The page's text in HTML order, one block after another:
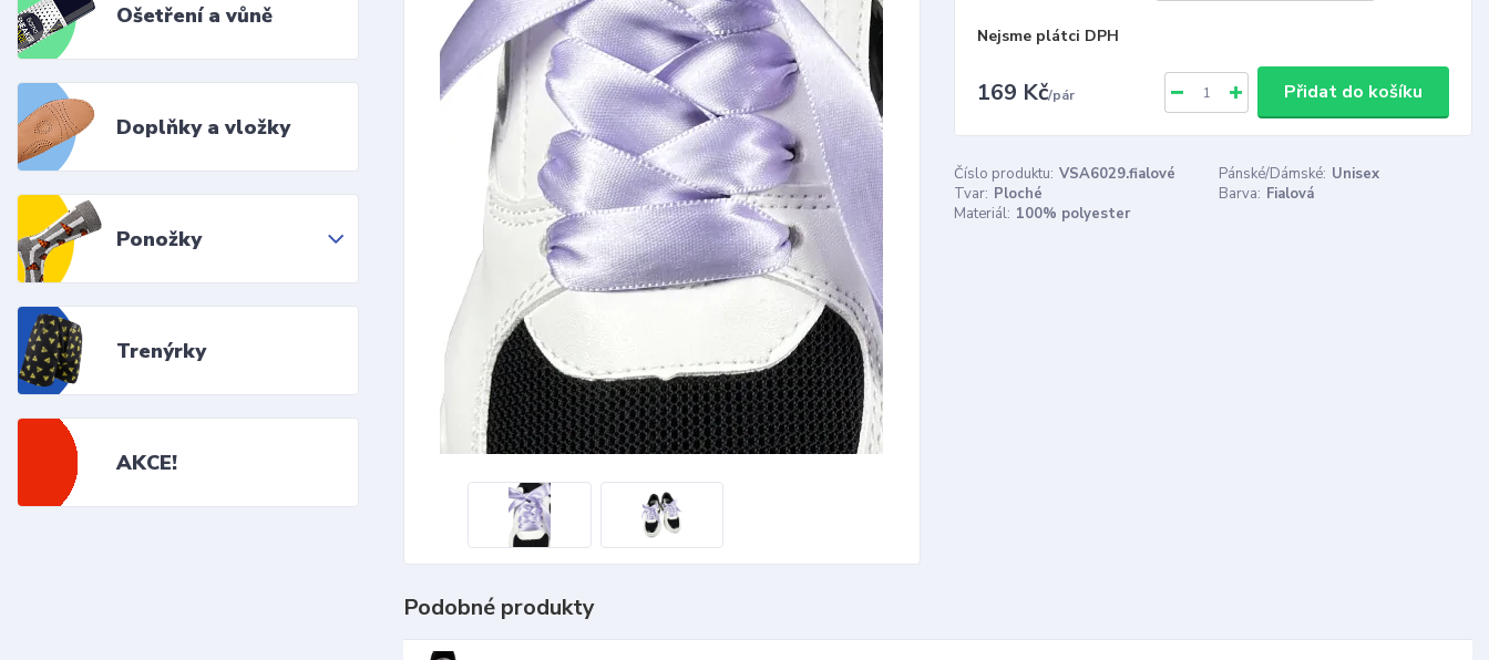
Ošetření a vůně
Doplňky a vložky
Ponožky
Trenýrky
AKCE!
Nejsme plátci DPH
169 Kč/pár Přidat do košíku
Číslo produktu: VSA6029.fialové Pánské/Dámské: Unisex
Tvar: Ploché Barva: Fialová
Materiál: 100% polyester
Podobné produkty